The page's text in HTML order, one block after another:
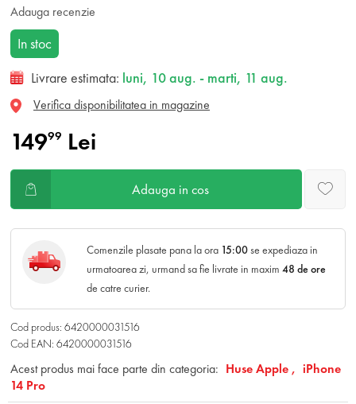
Adauga recenzie
In stoc
Livrare estimata: luni, 10 aug. - marti, 11 aug.
Verifica disponibilitatea in magazine
14999 Lei
Adauga in cos
Comenzile plasate pana la ora 15:00se expediaza in
urmatoarea zi, urmand sa fie livrate in maxim 48 de ore
de catre curier.
Cod produs: 6420000031516
Cod EAN: 6420000031516
Acest produs mai face parte din categoria: Huse Apple , iPhone
14 Pro